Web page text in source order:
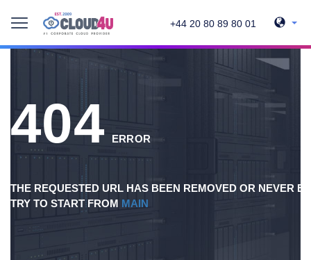
+44 20 80 89 80 01
404 ERROR
THE REQUESTED URL HAS BEEN REMOVED OR NEVER
TRY TO START FROM MAIN